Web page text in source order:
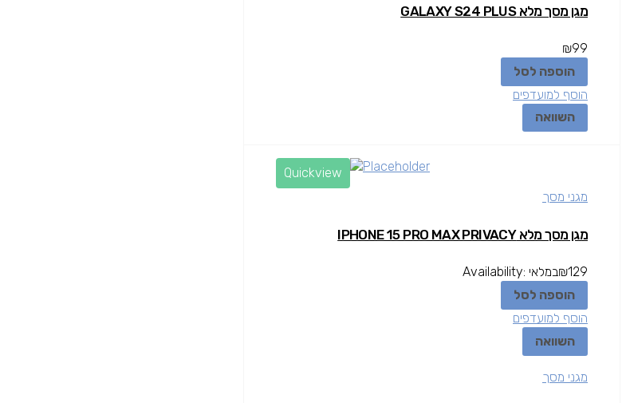
מגן מסך מלא GALAXY S24 PLUS
₪99
הוספה לסל
הוסף למועדפים
השוואה
Quickview
מגני מסך
מגן מסך מלא IPHONE 15 PRO MAX PRIVACY
₪129
Availability: במלאי
הוספה לסל
הוסף למועדפים
השוואה
מגני מסך